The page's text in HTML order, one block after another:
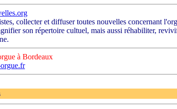
collecter et diffuser toutes nouvelles concernant
son répertoire cultuel, mais aussi réhabiliter,
à Bordeaux